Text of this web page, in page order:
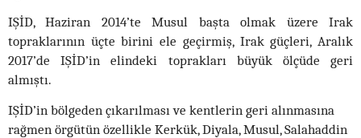
IŞİD, Haziran 2014’te Musul başta olmak üzere Irak
topraklarının üçte birini ele geçirmiş, Irak güçleri, Aralık
2017’de IŞİD’in elindeki toprakları büyük ölçüde geri
almıştı.
IŞİD’in bölgeden çıkarılması ve kentlerin geri alınmasına
rağmen örgütün özellikle Kerkük, Diyala, Musul, Salahaddin